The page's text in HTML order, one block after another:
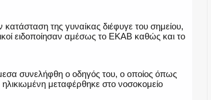
της γυναίκας διέφυγε του σημείου,
ειδοποίησαν αμέσως το ΕΚΑΒ καθώς και το
συνελήφθη ο οδηγός του, ο οποίος όπως
μεταφέρθηκε στο νοσοκομείο